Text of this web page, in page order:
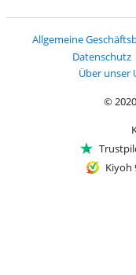
Allgemeine
Datenschutz
Über unser
©
Kiyoh